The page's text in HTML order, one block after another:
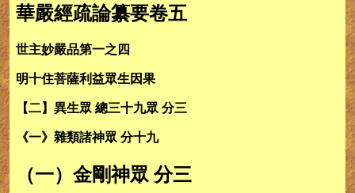
華嚴經疏論纂要卷五
世主妙嚴品第一之四
明十住菩薩利益眾生因果
【二】異生眾 總三十九眾 分三
《一》雜類諸神眾 分十九
（一）金剛神眾 分三